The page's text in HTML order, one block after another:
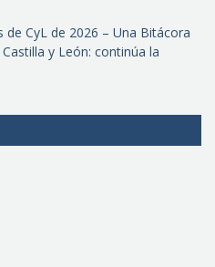
de CyL de 2026 – Una Bitácora
y León: continúa la